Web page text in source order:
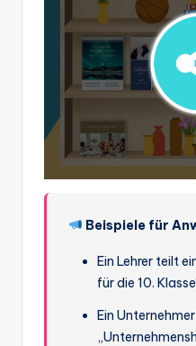
Beispiele für
Ein Lehrer teilt
für die 10.
Ein